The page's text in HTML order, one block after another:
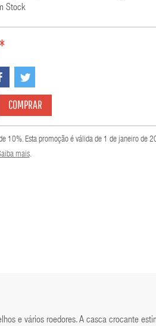
Stock
COMPRAR
10%. Esta promoção é válida de 1 de janeiro de
mais.
e vários roedores. A casca crocante